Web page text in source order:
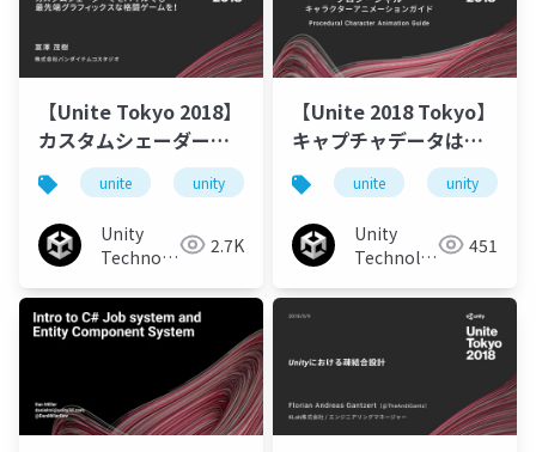
【Unite Tokyo 2018】
カスタムシェーダーで
モバイルでも最先端グ
ラフィックスな格闘ゲ
ームを！
unite unity unity3d unitetokyo2018
Unity
Technologies 2.7K
【Unite 2018 Tokyo】
キャプチャデータはも
ういらない！プロシー
ジャル・キャラクター
アニメーションガイド
unite unity
Unity
Technologies 451